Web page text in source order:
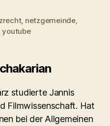
, netzgemeinde,
youtube
studierte Jannis
Filmwissenschaft. Hat
bei der Allgemeinen